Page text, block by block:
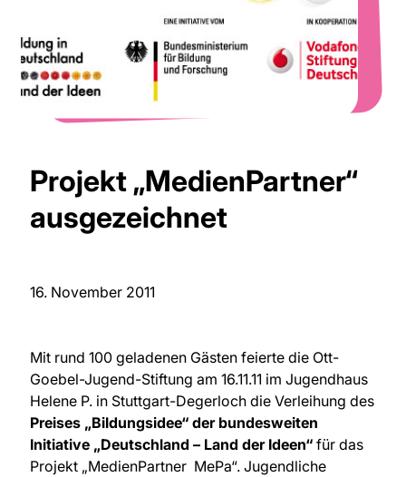
Projekt „MedienPartner“
ausgezeichnet
16. November 2011
Mit rund 100 geladenen Gästen feierte die Ott-
Goebel-Jugend-Stiftung am 16.11.11 im Jugendhaus
Helene P. in Stuttgart-Degerloch die Verleihung des
Preises „Bildungsidee“ der bundesweiten
Initiative „Deutschland – Land der Ideen“ für das
Projekt „MedienPartner MePa“. Jugendliche